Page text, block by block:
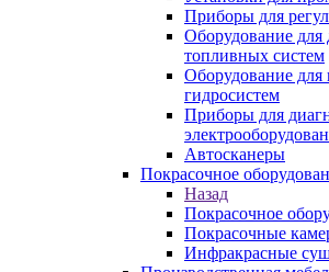
Приборы для
Оборудование для
топливных систем
Оборудование
гидросистем
Приборы для
Автосканеры
Покрасочное
Назад
Покрасочное
Покрасочные
Инфракрасные